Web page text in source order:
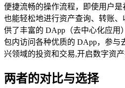
便捷流畅的操作流程，即使用户是
也能轻松地进行资产查询、转账
供了丰富的 DApp（去中心化应用
包内访问各种优质的 DApp，参与
兴领域的投资和交易,开启数字资产
两者的对比与选择